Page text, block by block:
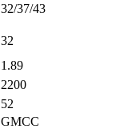
32/37/43
32
1.89
2200
52
GMCC